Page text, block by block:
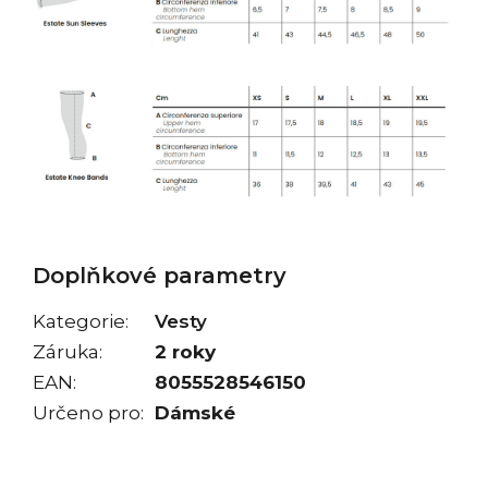
Doplňkové parametry
Kategorie:
Vesty
Záruka:
2 roky
EAN:
8055528546150
Určeno pro: Dámské